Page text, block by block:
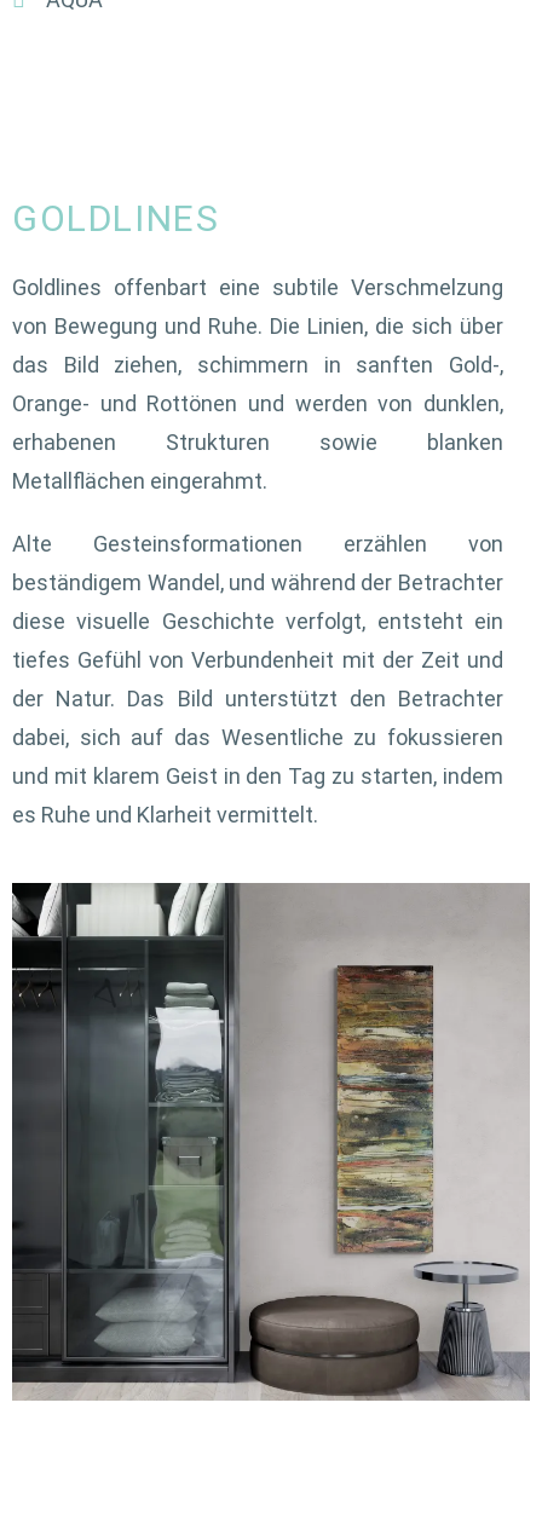
GOLDLINES
Goldlines offenbart eine subtile Verschmelzung
von Bewegung und Ruhe. Die Linien, die sich über
das Bild ziehen, schimmern in sanften Gold-,
Orange- und Rottönen und werden von dunklen,
erhabenen Strukturen sowie blanken
Metallflächen eingerahmt.
Alte Gesteinsformationen erzählen von
beständigem Wandel, und während der Betrachter
diese visuelle Geschichte verfolgt, entsteht ein
tiefes Gefühl von Verbundenheit mit der Zeit und
der Natur. Das Bild unterstützt den Betrachter
dabei, sich auf das Wesentliche zu fokussieren
und mit klarem Geist in den Tag zu starten, indem
es Ruhe und Klarheit vermittelt.